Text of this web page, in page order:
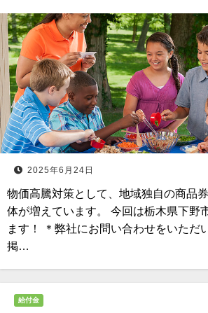
2025年6月24日
物価高騰対策として、地域独自の商品
体が増えています。 今回は栃木県下野
ます！ ＊弊社にお問い合わせをいただ
掲…
給付金